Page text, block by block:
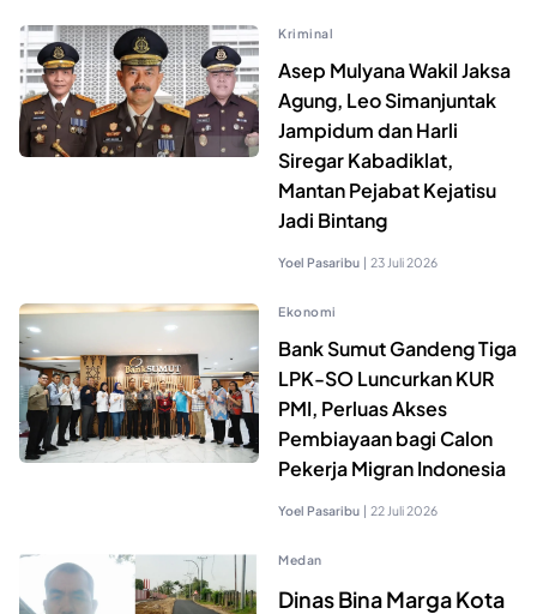
Kriminal
Asep Mulyana Wakil Jaksa
Agung, Leo Simanjuntak
Jampidum dan Harli
Siregar Kabadiklat,
Mantan Pejabat Kejatisu
Jadi Bintang
Yoel Pasaribu | 23 Juli 2026
Ekonomi
Bank Sumut Gandeng Tiga
LPK-SO Luncurkan KUR
PMI, Perluas Akses
Pembiayaan bagi Calon
Pekerja Migran Indonesia
Yoel Pasaribu | 22 Juli 2026
Medan
Dinas Bina Marga Kota